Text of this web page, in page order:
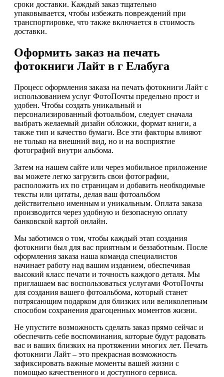
сроки доставки. Каждый заказ тщательно
упаковывается, чтобы избежать повреждений при
транспортировке, что также включается в стоимость
доставки.
Оформить заказ на печать
фотокниги Лайт в г Елабуга
Процесс оформления заказа на печать фотокниги Лайт с
использованием услуг ФотоПочты предельно прост и
удобен. Чтобы создать уникальный и
персонализированный фотоальбом, следует сначала
выбрать желаемый дизайн обложки, формат книги, а
также тип и качество бумаги. Все эти факторы влияют
не только на внешний вид, но и на восприятие
фотографий внутри альбома.
Затем на нашем сайте или через мобильное приложение
вы можете легко загрузить свои фотографии,
расположить их по страницам и добавить необходимые
тексты или цитаты, делая ваш фотоальбом
действительно именным и уникальным. Оплата заказа
производится через удобную и безопасную оплату
банковской картой онлайн.
Мы заботимся о том, чтобы каждый этап создания
фотокниги был для вас приятным и беззаботным. После
оформления заказа наша команда специалистов
начинает работу над вашим изданием, обеспечивая
высокий класс печати и точность каждого деталя. Мы
приглашаем вас воспользоваться услугами ФотоПочты
для создания вашего фотоальбома, который станет
потрясающим подарком для близких или великолепным
способом сохранения драгоценных моментов жизни.
Не упустите возможность сделать заказ прямо сейчас и
обеспечить себе воспоминания, которые будут радовать
вас и ваших близких на протяжении многих лет. Печать
фотокниги Лайт – это прекрасная возможность
зафиксировать важные моменты вашей жизни с
помощью качественного и доступного сервиса.